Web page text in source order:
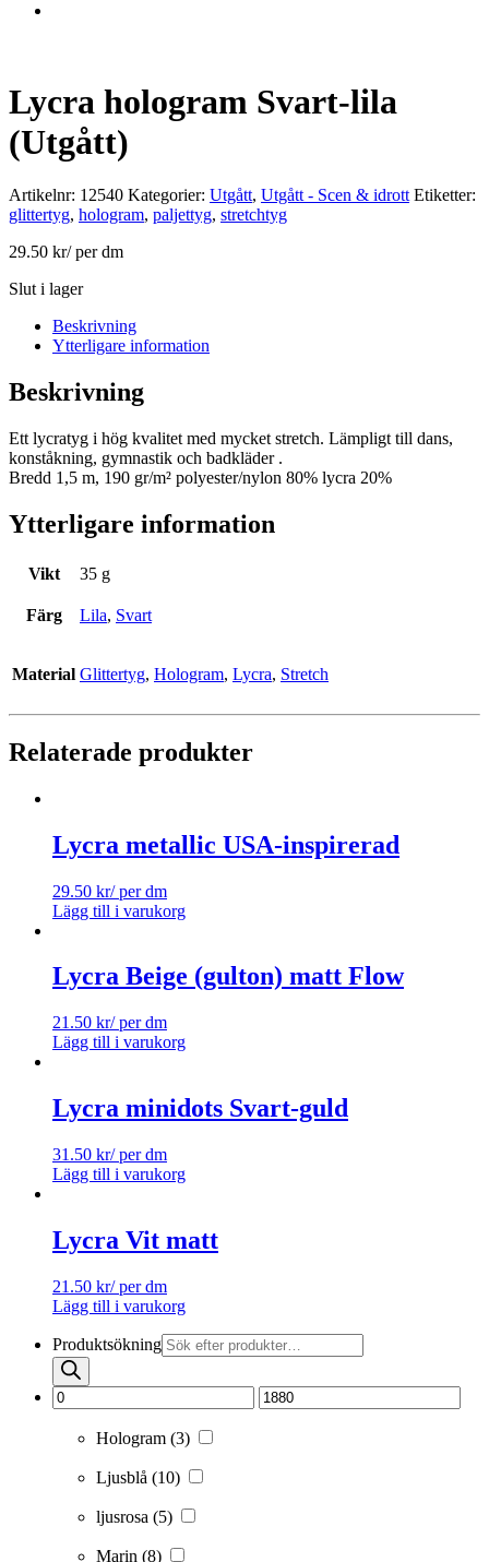
Lycra hologram Svart-lila
(Utgått)
Artikelnr: 12540 Kategorier: Utgått, Utgått - Scen & idrott Etiketter:
glittertyg, hologram, paljettyg, stretchtyg
29.50 kr/ per dm
Slut i lager
Beskrivning
Ytterligare information
Beskrivning
Ett lycratyg i hög kvalitet med mycket stretch. Lämpligt till dans,
konståkning, gymnastik och badkläder .
Bredd 1,5 m, 190 gr/m² polyester/nylon 80% lycra 20%
Ytterligare information
Vikt 35 g
Färg Lila, Svart
Material Glittertyg, Hologram, Lycra, Stretch
Relaterade produkter
Lycra metallic USA-inspirerad
29.50 kr/ per dm
Lägg till i varukorg
Lycra Beige (gulton) matt Flow
21.50 kr/ per dm
Lägg till i varukorg
Lycra minidots Svart-guld
31.50 kr/ per dm
Lägg till i varukorg
Lycra Vit matt
21.50 kr/ per dm
Lägg till i varukorg
Produktsökning
Hologram (3)
Ljusblå (10)
ljusrosa (5)
Marin (8)